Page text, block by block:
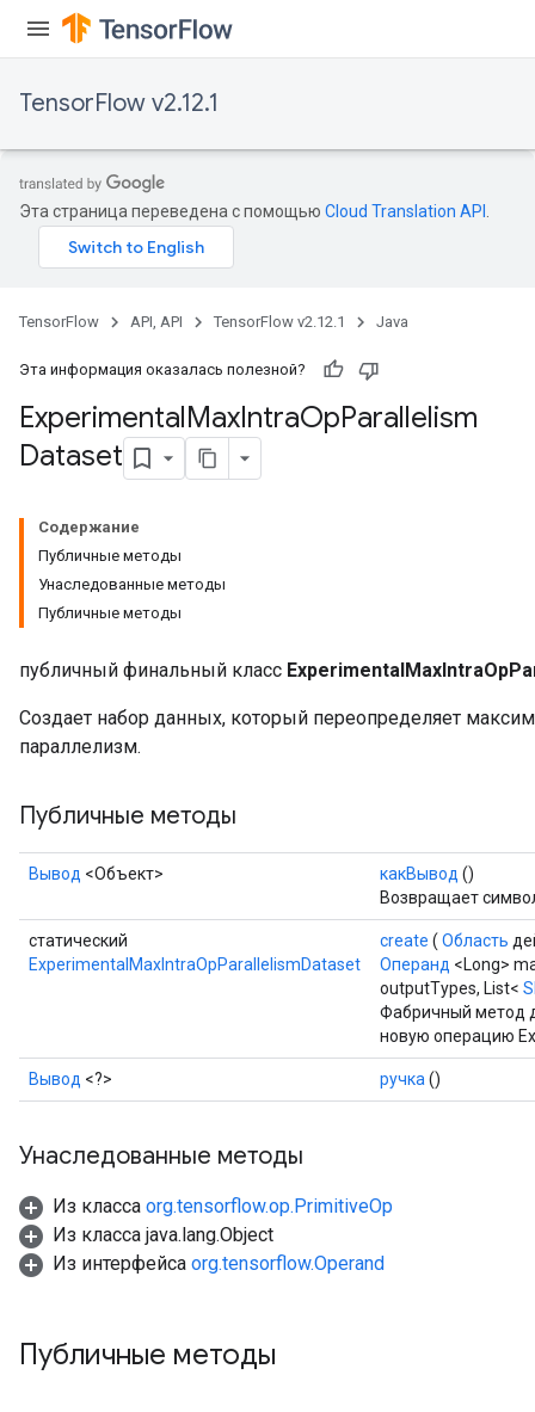
TensorFlow v2.12.1
Эта страница переведена с помощью Cloud Translation API
TensorFlow API, API TensorFlow v2.12.1 Java
Эта информация оказалась полезной?
ExperimentalMaxIntraOpParallelism
Dataset
Содержание
Публичные методы
Унаследованные методы
Публичные методы
публичный финальный класс
Создает набор данных, который переопределяет
параллелизм.
Публичные методы
Вывод <Объект> какВывод ()
Возвращает
статический
ExperimentalMaxIntraOpParallelismDataset
create ( Область
Операнд <Long>
outputTypes, List<
Фабричный метод
новую операцию
Вывод <?> ручка ()
Унаследованные методы
Из класса org.tensorflow.op.PrimitiveOp
Из класса java.lang.Object
Из интерфейса org.tensorflow.Operand
Публичные методы